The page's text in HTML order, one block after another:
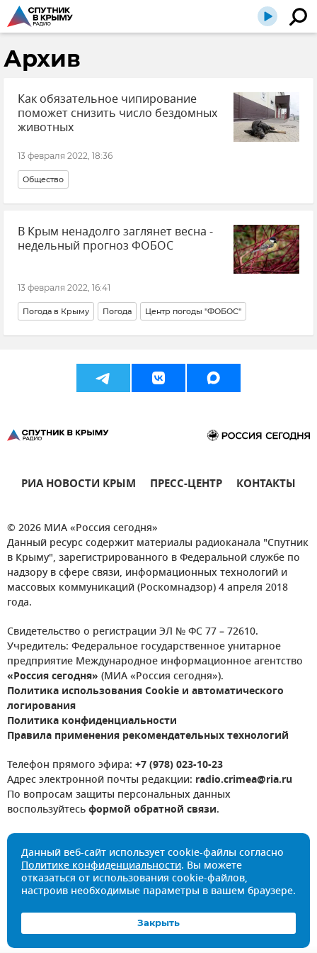
Архив
Как обязательное чипирование
поможет снизить число бездомных
животных
13 февраля 2022, 18:36
Общество
В Крым ненадолго заглянет весна -
недельный прогноз ФОБОС
13 февраля 2022, 16:41
Погода в Крыму Погода Центр погоды "ФОБОС"
РИА НОВОСТИ КРЫМ ПРЕСС-ЦЕНТР КОНТАКТЫ
© 2026 МИА «Россия сегодня»
Данный ресурс содержит материалы радиоканала "Спутник
в Крыму", зарегистрированного в Федеральной службе по
надзору в сфере связи, информационных технологий и
массовых коммуникаций (Роскомнадзор) 4 апреля 2018
года.
Свидетельство о регистрации ЭЛ № ФС 77 – 72610.
Учредитель: Федеральное государственное унитарное
предприятие Международное информационное агентство
«Россия сегодня» (МИА «Россия сегодня»).
Политика использования Cookie и автоматического
логирования
Политика конфиденциальности
Правила применения рекомендательных технологий
Телефон прямого эфира: +7 (978) 023-10-23
Адрес электронной почты редакции: radio.crimea@ria.ru
По вопросам защиты персональных данных
воспользуйтесьформой обратной связи.
Данный веб-сайт использует cookie-файлы согласно
Политике конфиденциальности. Вы можете
отказаться от использования cookie-файлов,
настроив необходимые параметры в вашем браузере.
Закрыть